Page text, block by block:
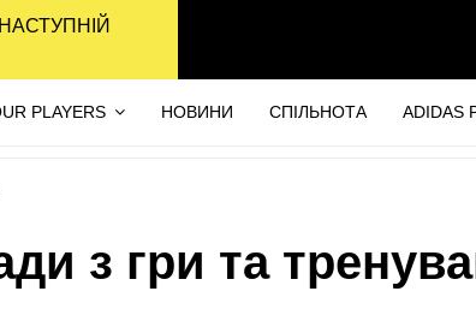
PLAYERS НОВИНИ СПІЛЬНОТА ADIDAS
з гри та